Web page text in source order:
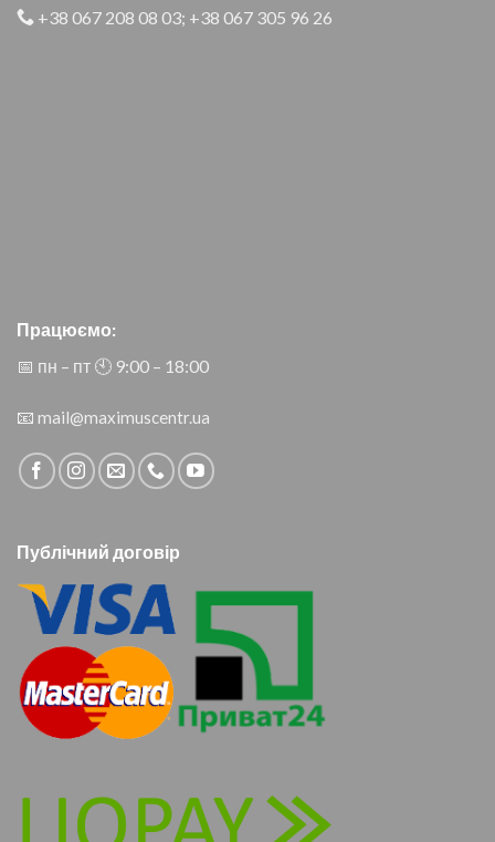
+38 067 208 08 03; +38 067 305 96 26
Працюємо:
📅 пн – пт 🕙︎ 9:00 – 18:00
📧 mail@maximuscentr.ua
Публічний договір